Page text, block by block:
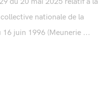
nationale de la
juin 1996 (Meunerie ...